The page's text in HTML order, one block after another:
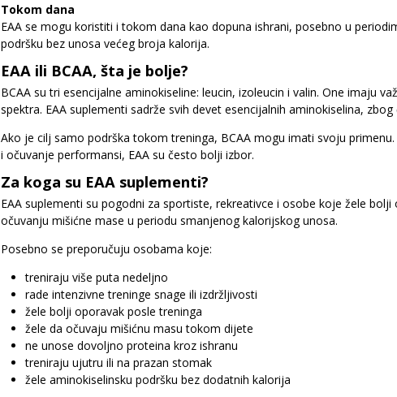
Tokom dana
EAA se mogu koristiti i tokom dana kao dopuna ishrani, posebno u
podršku bez unosa većeg broja kalorija.
EAA ili BCAA, šta je bolje?
BCAA su tri esencijalne aminokiseline: leucin, izoleucin i valin. One imaju
spektra. EAA suplementi sadrže svih devet esencijalnih aminokiselina,
Ako je cilj samo podrška tokom treninga, BCAA mogu imati svoju
i očuvanje performansi, EAA su često bolji izbor.
Za koga su EAA suplementi?
EAA suplementi su pogodni za sportiste, rekreativce i osobe koje žele
očuvanju mišićne mase u periodu smanjenog kalorijskog unosa.
Posebno se preporučuju osobama koje:
treniraju više puta nedeljno
rade intenzivne treninge snage ili izdržljivosti
žele bolji oporavak posle treninga
žele da očuvaju mišićnu masu tokom dijete
ne unose dovoljno proteina kroz ishranu
treniraju ujutru ili na prazan stomak
žele aminokiselinsku podršku bez dodatnih kalorija